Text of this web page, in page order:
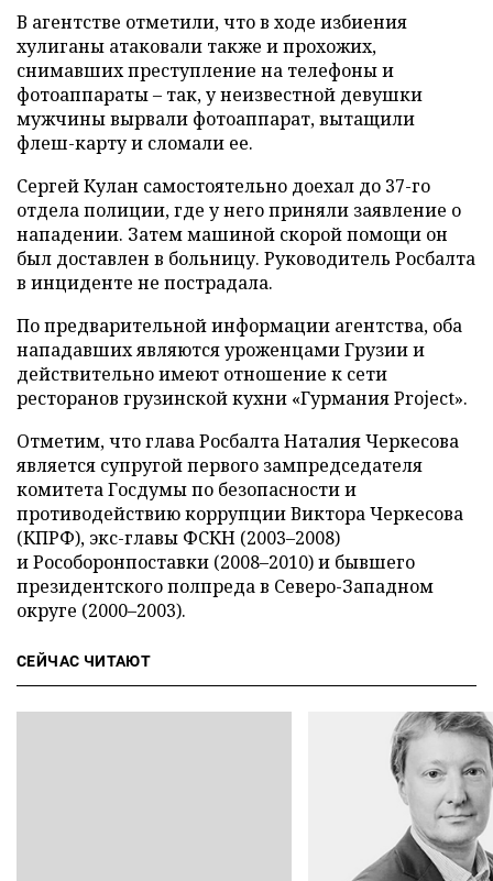
В агентстве отметили, что в ходе избиения
хулиганы атаковали также и прохожих,
снимавших преступление на телефоны и
фотоаппараты – так, у неизвестной девушки
мужчины вырвали фотоаппарат, вытащили
флеш-карту и сломали ее.
Сергей Кулан самостоятельно доехал до 37-го
отдела полиции, где у него приняли заявление о
нападении. Затем машиной скорой помощи он
был доставлен в больницу. Руководитель Росбалта
в инциденте не пострадала.
По предварительной информации агентства, оба
нападавших являются уроженцами Грузии и
действительно имеют отношение к сети
ресторанов грузинской кухни «Гурмания Project».
Отметим, что глава Росбалта Наталия Черкесова
является супругой первого зампредседателя
комитета Госдумы по безопасности и
противодействию коррупции Виктора Черкесова
(КПРФ), экс-главы ФСКН (2003–2008)
и Рособоронпоставки (2008–2010) и бывшего
президентского полпреда в Северо-Западном
округе (2000–2003).
СЕЙЧАС ЧИТАЮТ